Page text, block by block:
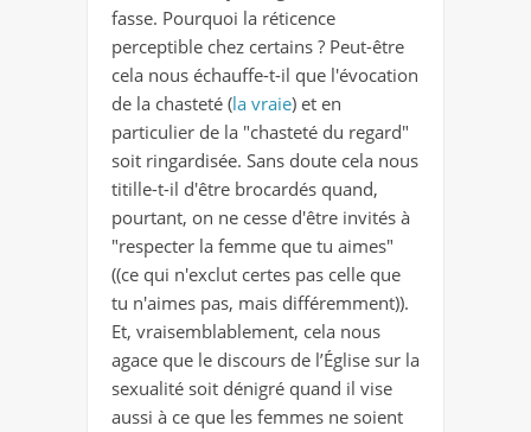
fasse. Pourquoi la réticence
perceptible chez certains ? Peut-être
cela nous échauffe-t-il que l'évocation
de la chasteté (la vraie) et en
particulier de la "chasteté du regard"
soit ringardisée. Sans doute cela nous
titille-t-il d'être brocardés quand,
pourtant, on ne cesse d'être invités à
"respecter la femme que tu aimes"
((ce qui n'exclut certes pas celle que
tu n'aimes pas, mais différemment)).
Et, vraisemblablement, cela nous
agace que le discours de l’Église sur la
sexualité soit dénigré quand il vise
aussi à ce que les femmes ne soient